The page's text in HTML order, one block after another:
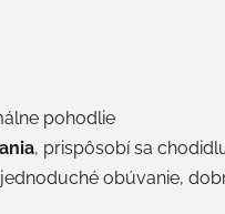
pohodlie
, prispôsobí sa
obúvanie,